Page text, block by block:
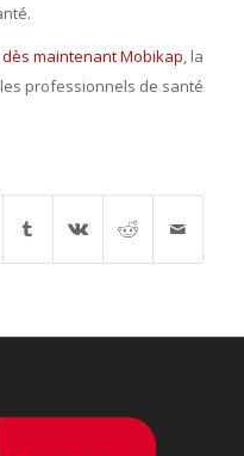
maintenant Mobikap, la
professionnels de santé